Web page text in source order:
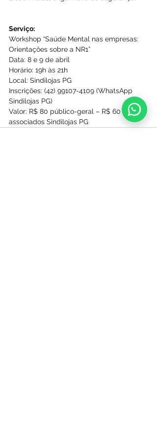
Serviço:
Workshop “Saúde Mental nas empresas:
Orientações sobre a NR1”
Data: 8 e 9 de abril
Horário: 19h às 21h
Local: Sindilojas PG
Inscrições: (42) 99107-4109 (WhatsApp
Sindilojas PG)
Valor: R$ 80 público-geral – R$ 60
associados Sindilojas PG